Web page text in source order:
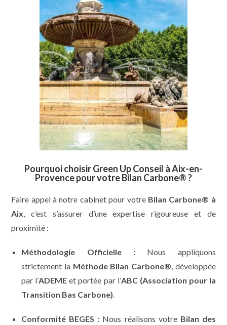
Pourquoi choisir Green Up Conseil à Aix-en-
Provence pour votre Bilan Carbone® ?
Faire appel à notre cabinet pour votre Bilan Carbone® à
Aix, c’est s’assurer d’une expertise rigoureuse et de
proximité :
Méthodologie Officielle : Nous appliquons
strictement la Méthode Bilan Carbone®, développée
par l’ADEME et portée par l’ABC (Association pour la
Transition Bas Carbone).
Conformité BEGES : Nous réalisons votre Bilan des